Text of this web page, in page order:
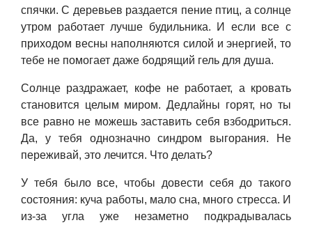
спячки. С деревьев раздается пение птиц, а солнце
утром работает лучше будильника. И если все с
приходом весны наполняются силой и энергией, то
тебе не помогает даже бодрящий гель для душа.
Солнце раздражает, кофе не работает, а кровать
становится целым миром. Дедлайны горят, но ты
все равно не можешь заставить себя взбодриться.
Да, у тебя однозначно синдром выгорания. Не
переживай, это лечится. Что делать?
У тебя было все, чтобы довести себя до такого
состояния: куча работы, мало сна, много стресса. И
из-за угла уже незаметно подкрадывалась